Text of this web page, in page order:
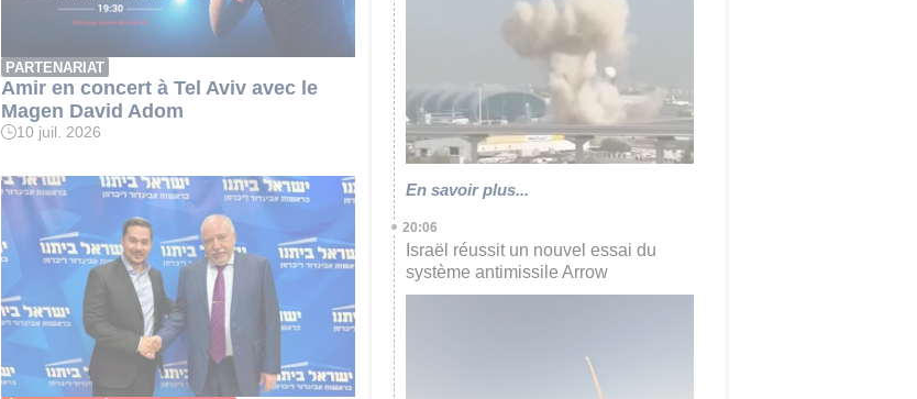
PARTENARIAT
Amir en concert à Tel Aviv avec le
Magen David Adom
10 juil. 2026
En savoir plus...
20:06
Israël réussit un nouvel essai du
système antimissile Arrow